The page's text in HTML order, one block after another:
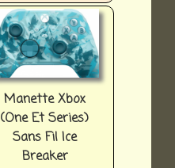
Manette Xbox
(One Et Series)
Sans Fil Ice
Breaker